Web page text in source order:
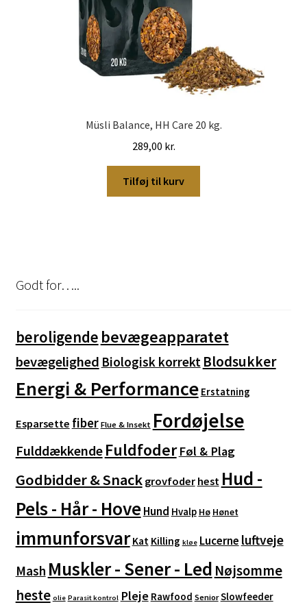
Müsli Balance, HH Care 20 kg.
289,00 kr.
Tilføj til kurv
Godt for…..
beroligende bevægeapparatet
bevægelighed Biologisk korrekt Blodsukker
Energi & Performance Erstatning
Esparsette fiber Flue & Insekt Fordøjelse
Fulddækkende Fuldfoder Føl & Plag
Godbidder & Snack grovfoder hest Hud -
Pels - Hår - HoveHund Hvalp Hø Hønet
immunforsvar Kat Killing kløe Lucerne luftveje
Mash Muskler - Sener - Led Nøjsomme
heste olie Parasit kontrol Pleje Rawfood Senior Slowfeeder